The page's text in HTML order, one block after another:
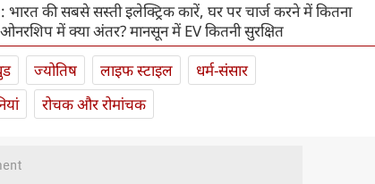
की सबसे सस्ती इलेक्ट्रिक कारें, घर पर चार्ज करने में कितना
में क्या अंतर? मानसून में EV कितनी सुरक्षित
ज्योतिष लाइफ स्‍टाइल
धर्म-संसार
रोचक और रोमांचक